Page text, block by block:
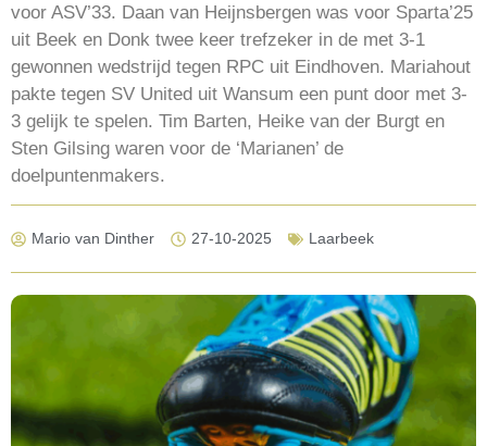
voor ASV’33. Daan van Heijnsbergen was voor Sparta’25
uit Beek en Donk twee keer trefzeker in de met 3-1
gewonnen wedstrijd tegen RPC uit Eindhoven. Mariahout
pakte tegen SV United uit Wansum een punt door met 3-
3 gelijk te spelen. Tim Barten, Heike van der Burgt en
Sten Gilsing waren voor de ‘Marianen’ de
doelpuntenmakers.
Mario van Dinther 27-10-2025 Laarbeek